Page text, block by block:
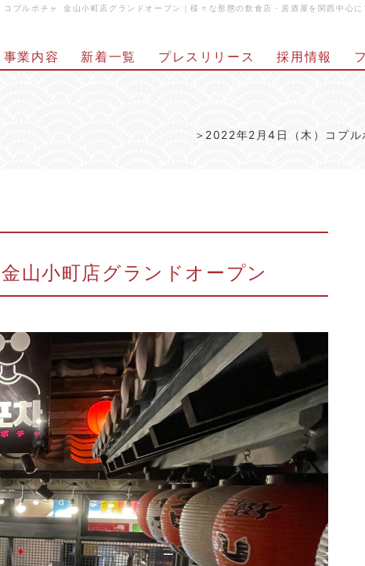
プルポチャ 金山小町店グランドオープン｜様々な形態の飲食店・居酒屋を関西中心
事業内容 新着一覧 プレスリリース 採用情報
2022年2月4日（木）コプル
山小町店グランドオープン